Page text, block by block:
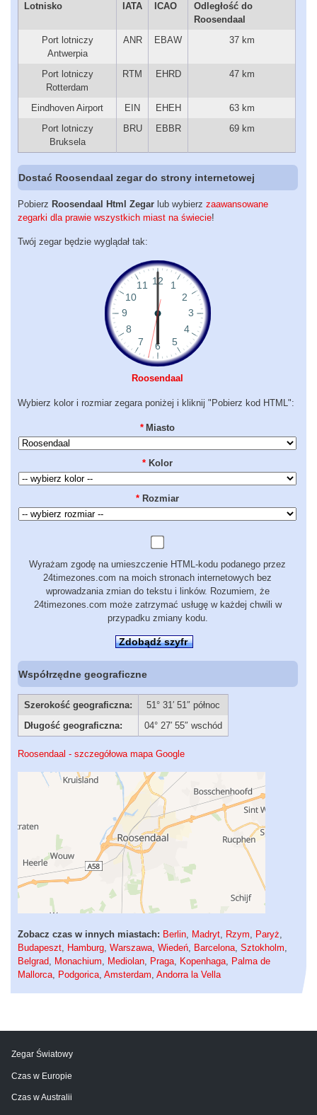
Lotnisko IATA ICAO
Odległość do
Roosendaal
Port lotniczy
Antwerpia
ANR EBAW 37 km
Port lotniczy
Rotterdam
RTM EHRD 47 km
Eindhoven Airport EIN EHEH
63 km
Port lotniczy
Bruksela
BRU EBBR 69 km
Dostać Roosendaal zegar do strony internetowej
Pobierz Roosendaal Html Zegar lub wybierz zaawansowane
zegarki dla prawie wszystkich miast na świecie!
Twój zegar będzie wyglądał tak:
Roosendaal
Wybierz kolor i rozmiar zegara poniżej i kliknij "Pobierz kod HTML":
* Miasto
* Kolor
* Rozmiar
Wyrażam zgodę na umieszczenie HTML-kodu podanego przez
24timezones.com na moich stronach internetowych bez
wprowadzania zmian do tekstu i linków. Rozumiem, że
24timezones.com może zatrzymać usługę w każdej chwili w
przypadku zmiany kodu.
Zdobądź szyfr
Współrzędne geograficzne
Szerokość geograficzna:
51° 31′ 51″ północ
Długość geograficzna:
04° 27′ 55″ wschód
Roosendaal - szczegółowa mapa Google
Zobacz czas w innych miastach: Berlin Madryt Rzym Paryż
Budapeszt
Hamburg Warszawa Wiedeń Barcelona Sztokholm
Belgrad
Monachium Mediolan Praga Kopenhaga
Palma de
Mallorca
Podgorica Amsterdam Andorra la Vella
Zegar Światowy
Czas w Europie
Czas w Australii